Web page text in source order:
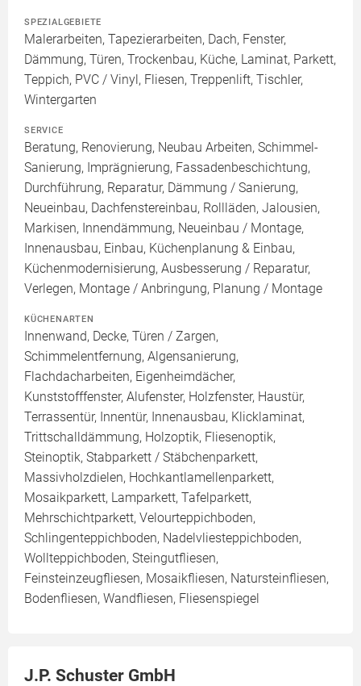
SPEZIALGEBIETE
Malerarbeiten, Tapezierarbeiten, Dach, Fenster,
Dämmung, Türen, Trockenbau, Küche, Laminat, Parkett,
Teppich, PVC / Vinyl, Fliesen, Treppenlift, Tischler,
Wintergarten
SERVICE
Beratung, Renovierung, Neubau Arbeiten, Schimmel-
Sanierung, Imprägnierung, Fassadenbeschichtung,
Durchführung, Reparatur, Dämmung / Sanierung,
Neueinbau, Dachfenstereinbau, Rollläden, Jalousien,
Markisen, Innendämmung, Neueinbau / Montage,
Innenausbau, Einbau, Küchenplanung & Einbau,
Küchenmodernisierung, Ausbesserung / Reparatur,
Verlegen, Montage / Anbringung, Planung / Montage
KÜCHENARTEN
Innenwand, Decke, Türen / Zargen,
Schimmelentfernung, Algensanierung,
Flachdacharbeiten, Eigenheimdächer,
Kunststofffenster, Alufenster, Holzfenster, Haustür,
Terrassentür, Innentür, Innenausbau, Klicklaminat,
Trittschalldämmung, Holzoptik, Fliesenoptik,
Steinoptik, Stabparkett / Stäbchenparkett,
Massivholzdielen, Hochkantlamellenparkett,
Mosaikparkett, Lamparkett, Tafelparkett,
Mehrschichtparkett, Velourteppichboden,
Schlingenteppichboden, Nadelvliesteppichboden,
Wollteppichboden, Steingutfliesen,
Feinsteinzeugfliesen, Mosaikfliesen, Natursteinfliesen,
Bodenfliesen, Wandfliesen, Fliesenspiegel
J.P. Schuster GmbH